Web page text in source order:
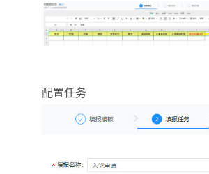
配置任务